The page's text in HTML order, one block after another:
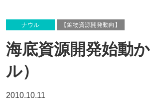
ナウル 【鉱物資源開発動向】
海底資源開発始動
ル）
2010.10.11